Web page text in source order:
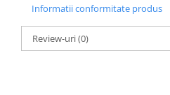
Informatii conformitate produs
Review-uri(0)